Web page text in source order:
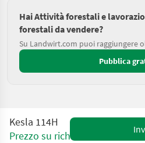
Hai Attività forestali e
forestali da vendere?
Su Landwirt.com puoi raggiungere
Pubblica
Kesla 114H
Prezzo su richiesta